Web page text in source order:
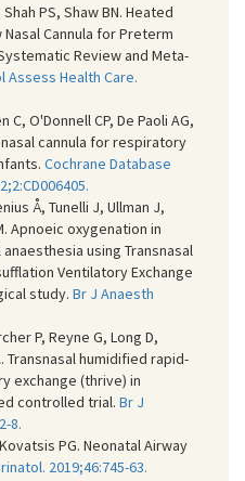
PS, Shaw BN. Heated
Cannula for Preterm
Review and Meta-
Assess Health Care.
C, O'Donnell CP, De Paoli AG,
cannula for respiratory
Cochrane Database
Å, Tunelli J, Ullman J,
Apnoeic oxygenation in
using Transnasal
Ventilatory Exchange
study. Br J Anaesth
P, Reyne G, Long D,
Transnasal humidified rapid-
exchange (thrive) in
controlled trial. Br J
8.
PG. Neonatal Airway
2019;46:745-63.